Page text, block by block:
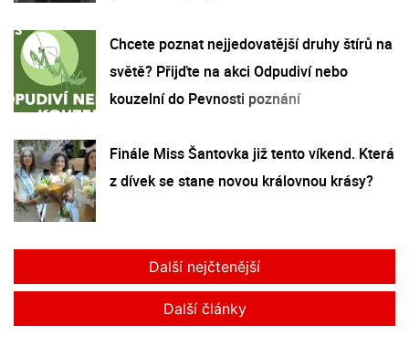
Chcete poznat nejjedovatější druhy štírů na
světě? Přijďte na akci Odpudiví nebo
kouzelní do Pevnosti poznání
Finále Miss Šantovka již tento víkend. Která
z dívek se stane novou královnou krásy?
Další nejčtenější
Další články